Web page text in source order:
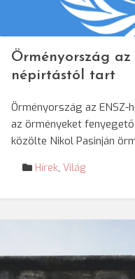
Örményország
népirtástól tart
Örményország az
az örményeket fenyegető
közölte Nikol Pasinján
Hírek, Világ